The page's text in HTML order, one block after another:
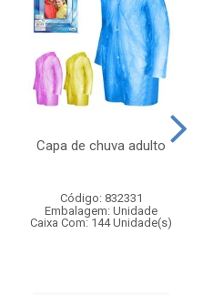
Capa de chuva adulto
Código: 832331
Embalagem: Unidade
Caixa Com: 144 Unidade(s)